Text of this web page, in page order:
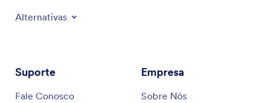
Alternativas
Suporte
Fale Conosco
Empresa
Sobre Nós